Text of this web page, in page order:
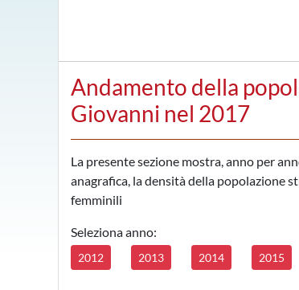
Andamento della
Giovanni nel 2017
La presente sezione mostra, anno per
anagrafica, la densità della popolazione
femminili
Seleziona anno:
2012 2013 2014 2015